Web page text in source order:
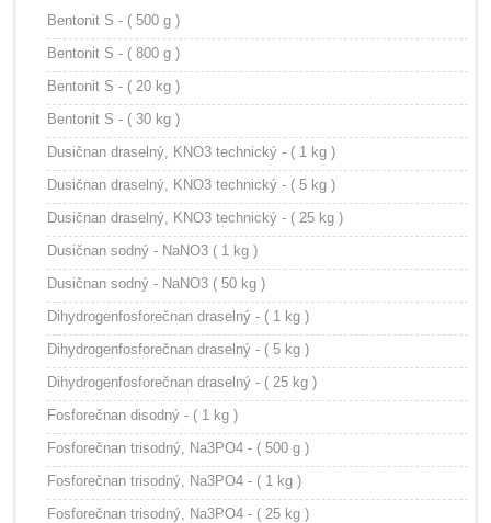
Bentonit S - ( 500 g )
Bentonit S - ( 800 g )
Bentonit S - ( 20 kg )
Bentonit S - ( 30 kg )
Dusičnan draselný, KNO3 technický - ( 1 kg )
Dusičnan draselný, KNO3 technický - ( 5 kg )
Dusičnan draselný, KNO3 technický - ( 25 kg )
Dusičnan sodný - NaNO3 ( 1 kg )
Dusičnan sodný - NaNO3 ( 50 kg )
Dihydrogenfosforečnan draselný - ( 1 kg )
Dihydrogenfosforečnan draselný - ( 5 kg )
Dihydrogenfosforečnan draselný - ( 25 kg )
Fosforečnan disodný - ( 1 kg )
Fosforečnan trisodný, Na3PO4 - ( 500 g )
Fosforečnan trisodný, Na3PO4 - ( 1 kg )
Fosforečnan trisodný, Na3PO4 - ( 25 kg )